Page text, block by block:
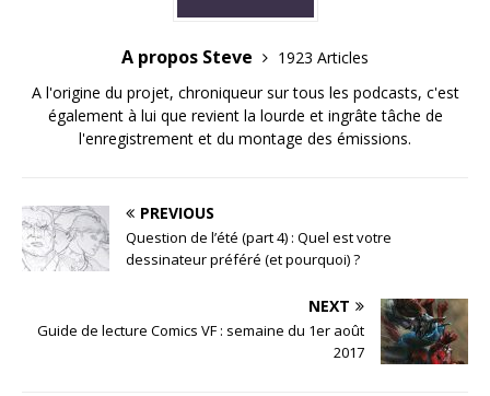
A propos Steve
1923 Articles
A l'origine du projet, chroniqueur sur tous les podcasts, c'est
également à lui que revient la lourde et ingrâte tâche de
l'enregistrement et du montage des émissions.
PREVIOUS
Question de l’été (part 4) : Quel est votre
dessinateur préféré (et pourquoi) ?
NEXT
Guide de lecture Comics VF : semaine du 1er août
2017